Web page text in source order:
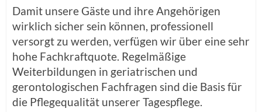
Damit unsere Gäste und ihre Angehörigen
wirklich sicher sein können, professionell
versorgt zu werden, verfügen wir über eine sehr
hohe Fachkraftquote. Regelmäßige
Weiterbildungen in geriatrischen und
gerontologischen Fachfragen sind die Basis für
die Pflegequalität unserer Tagespflege.